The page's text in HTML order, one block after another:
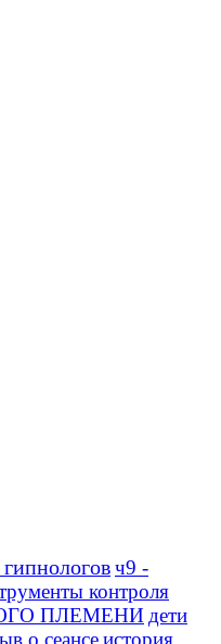
ч9 -
контроля
ПЛЕМЕНИ дети
о сеансеистория